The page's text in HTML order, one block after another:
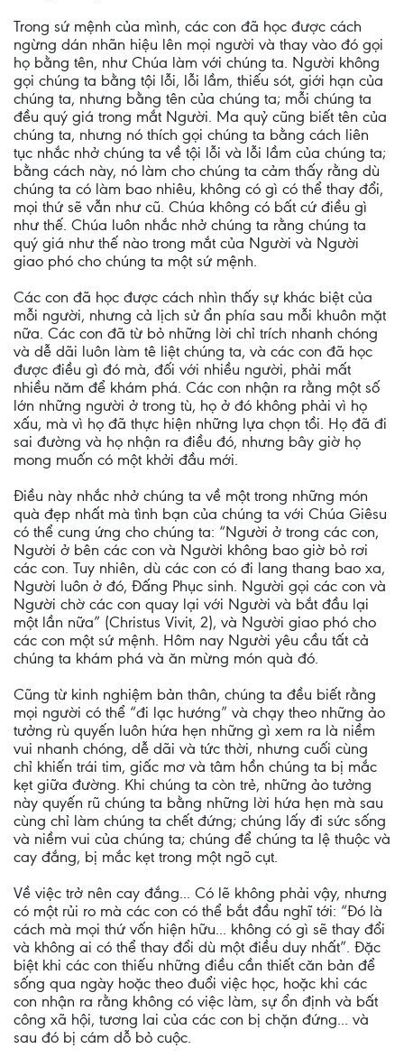
Trong sứ mệnh của mình, các con đã học được cách
ngừng dán nhãn hiệu lên mọi người và thay vào đó gọi
họ bằng tên, như Chúa làm với chúng ta. Người không
gọi chúng ta bằng tội lỗi, lỗi lầm, thiếu sót, giới hạn của
chúng ta, nhưng bằng tên của chúng ta; mỗi chúng ta
đều quý giá trong mắt Người. Ma quỷ cũng biết tên của
chúng ta, nhưng nó thích gọi chúng ta bằng cách liên
tục nhắc nhở chúng ta về tội lỗi và lỗi lầm của chúng ta;
bằng cách này, nó làm cho chúng ta cảm thấy rằng dù
chúng ta có làm bao nhiêu, không có gì có thể thay đổi,
mọi thứ sẽ vẫn như cũ. Chúa không có bất cứ điều gì
như thế. Chúa luôn nhắc nhở chúng ta rằng chúng ta
quý giá như thế nào trong mắt của Người và Người
giao phó cho chúng ta một sứ mệnh.
Các con đã học được cách nhìn thấy sự khác biệt của
mỗi người, nhưng cả lịch sử ẩn phía sau mỗi khuôn mặt
nữa. Các con đã từ bỏ những lời chỉ trích nhanh chóng
và dễ dãi luôn làm tê liệt chúng ta, và các con đã học
được điều gì đó mà, đối với nhiều người, phải mất
nhiều năm để khám phá. Các con nhận ra rằng một số
lớn những người ở trong tù, họ ở đó không phải vì họ
xấu, mà vì họ đã thực hiện những lựa chọn tồi. Họ đã đi
sai đường và họ nhận ra điều đó, nhưng bây giờ họ
mong muốn có một khởi đầu mới.
Điều này nhắc nhở chúng ta về một trong những món
quà đẹp nhất mà tình bạn của chúng ta với Chúa Giêsu
có thể cung ứng cho chúng ta: “Người ở trong các con,
Người ở bên các con và Người không bao giờ bỏ rơi
các con. Tuy nhiên, dù các con có đi lang thang bao xa,
Người luôn ở đó, Đấng Phục sinh. Người gọi các con và
Người chờ các con quay lại với Người và bắt đầu lại
một lần nữa” (Christus Vivit, 2), và Người giao phó cho
các con một sứ mệnh. Hôm nay Người yêu cầu tất cả
chúng ta khám phá và ăn mừng món quà đó.
Cũng từ kinh nghiệm bản thân, chúng ta đều biết rằng
mọi người có thể “đi lạc hướng” và chạy theo những ảo
tưởng rù quyến luôn hứa hẹn những gì xem ra là niềm
vui nhanh chóng, dễ dãi và tức thời, nhưng cuối cùng
chỉ khiến trái tim, giấc mơ và tâm hồn chúng ta bị mắc
kẹt giữa đường. Khi chúng ta còn trẻ, những ảo tưởng
này quyến rũ chúng ta bằng những lời hứa hẹn mà sau
cùng chỉ làm chúng ta chết đứng; chúng lấy đi sức sống
và niềm vui của chúng ta; chúng để chúng ta lệ thuộc và
cay đắng, bị mắc kẹt trong một ngõ cụt.
Về việc trở nên cay đắng... Có lẽ không phải vậy, nhưng
có một rủi ro mà các con có thể bắt đầu nghĩ tới: “Đó là
cách mà mọi thứ vốn hiện hữu... không có gì sẽ thay đổi
và không ai có thể thay đổi dù một điều duy nhất”. Đặc
biệt khi các con thiếu những điều cần thiết căn bản để
sống qua ngày hoặc theo đuổi việc học, hoặc khi các
con nhận ra rằng không có việc làm, sự ổn định và bất
công xã hội, tương lai của các con bị chặn đứng... và
sau đó bị cám dỗ bỏ cuộc.